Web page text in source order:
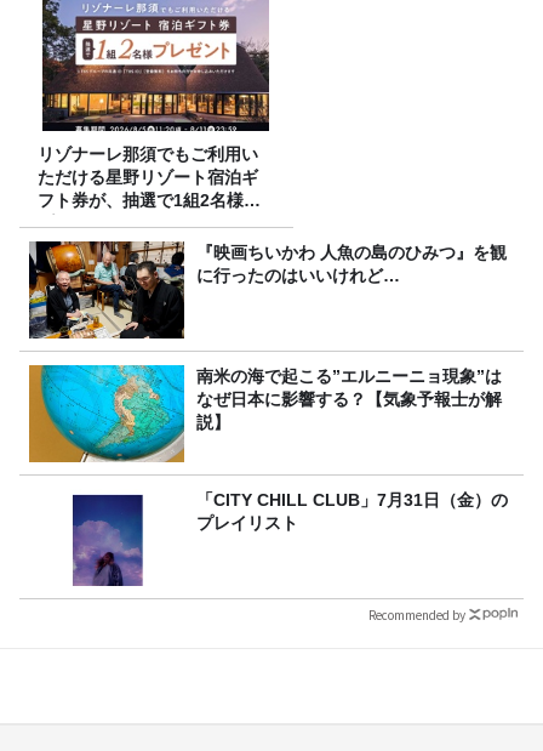
リゾナーレ那須でもご利用い
ただける星野リゾート宿泊ギ
フト券が、抽選で1組2名様に
プレゼント！
『映画ちいかわ 人魚の島のひみつ』を観
に行ったのはいいけれど…
南米の海で起こる”エルニーニョ現象”は
なぜ日本に影響する？【気象予報士が解
説】
「CITY CHILL CLUB」7月31日（金）の
プレイリスト
Recommended by